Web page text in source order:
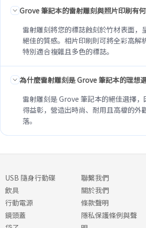
Grove 筆記本的雷射雕刻與照片印刷有
雷射雕刻將您的標誌蝕刻於竹材表面，
絕佳的質感。相片印刷則可將全彩高解
特別適合複雜且多色的標誌。
為什麼雷射雕刻是 Grove 筆記本的理想
雷射雕刻是 Grove 筆記本的絕佳選擇
得益彰，營造出時尚、耐用且高檔的外
落。
USB 隨身行動碟
飲具
行動電源
鏡頭蓋
聯繫我們
關於我們
條款聲明
隱私保護條例與聲